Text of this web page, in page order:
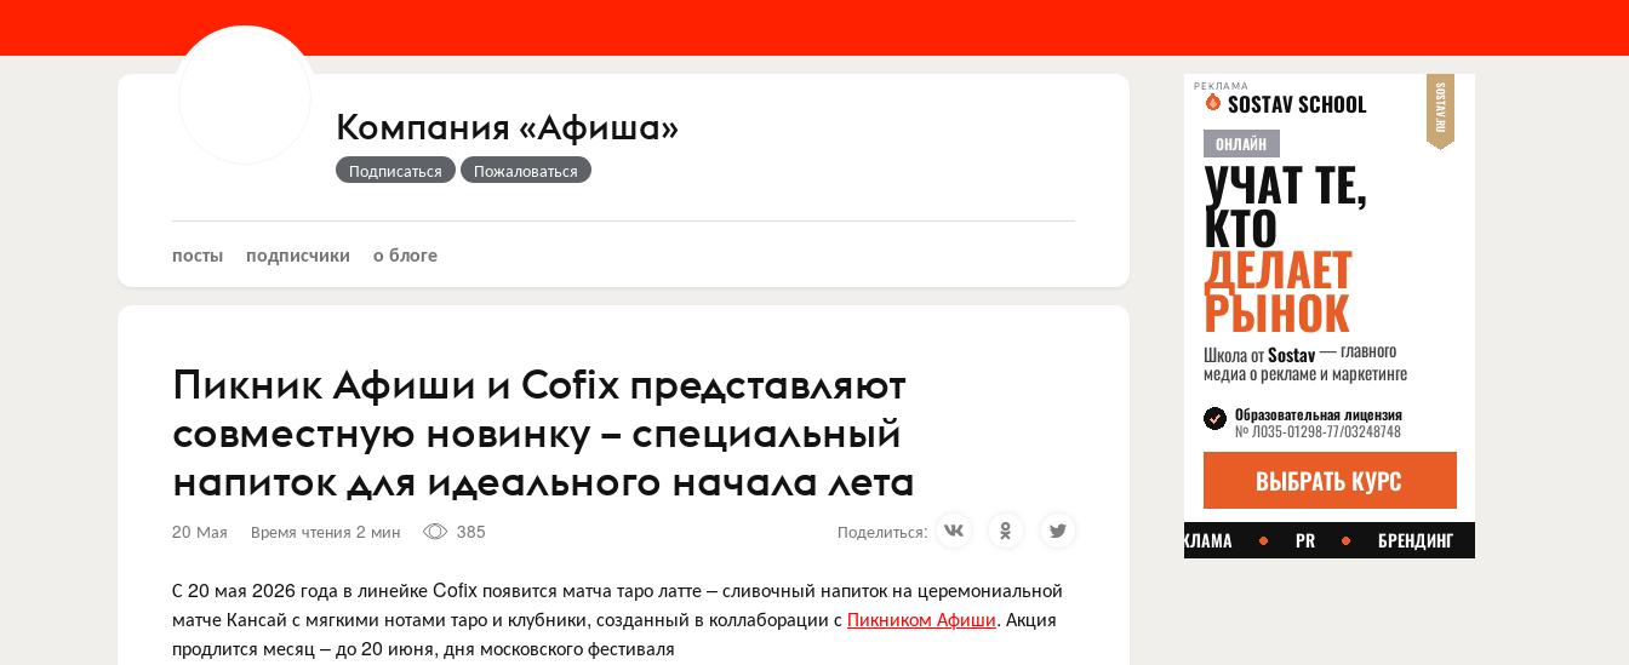
Компания «Афиша»
Подписаться Пожаловаться
посты подписчики о блоге
Пикник Афиши и Cofix представляют
совместную новинку – специальный
напиток для идеального начала лета
20 Мая Время чтения 2 мин 385 Поделиться:
С 20 мая 2026 года в линейке Cofix появится матча таро латте – сливочный напиток на церемониальной
матче Кансай с мягкими нотами таро и клубники, созданный в коллаборации с Пикником Афиши. Акция
продлится месяц – до 20 июня, дня московского фестиваля
РЕКЛАМА